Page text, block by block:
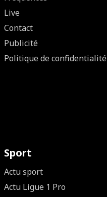
Live
Contact
Publicité
Politique de confidentialité
Sport
Actu sport
Actu Ligue 1 Pro